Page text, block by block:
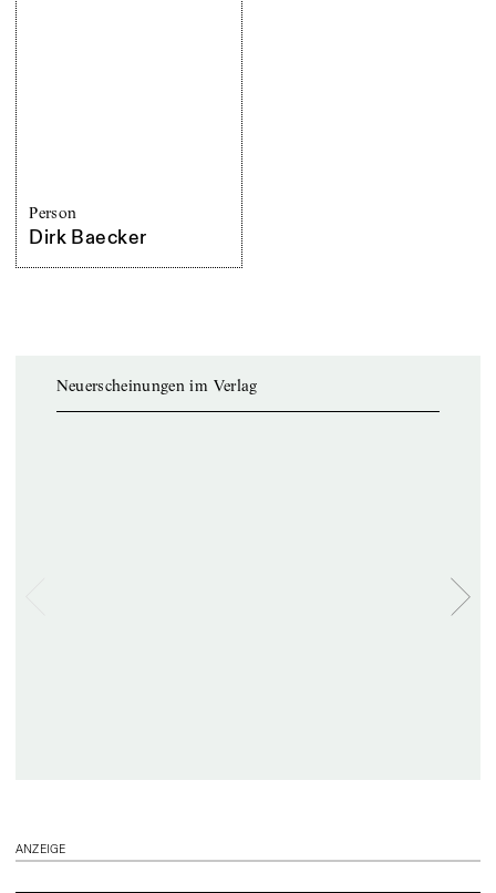
Person
Dirk Baecker
Neuerscheinungen im Verlag
ANZEIGE